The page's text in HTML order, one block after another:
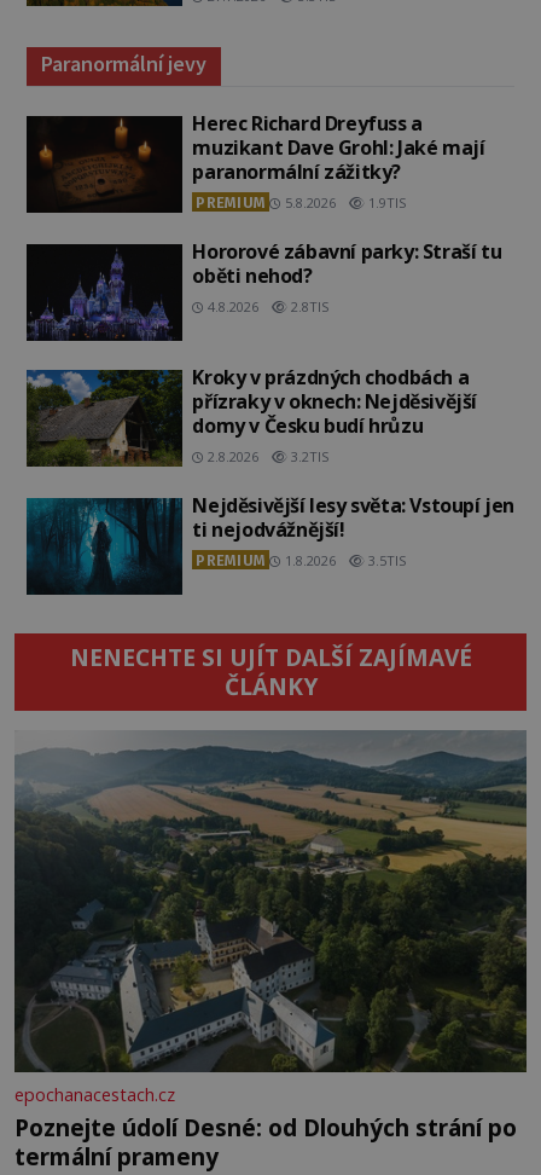
Paranormální jevy
Herec Richard Dreyfuss a
muzikant Dave Grohl: Jaké mají
paranormální zážitky?
PREMIUM 5.8.2026 1.9TIS
Hororové zábavní parky: Straší tu
oběti nehod?
4.8.2026 2.8TIS
Kroky v prázdných chodbách a
přízraky v oknech: Nejděsivější
domy v Česku budí hrůzu
2.8.2026 3.2TIS
Nejděsivější lesy světa: Vstoupí jen
ti nejodvážnější!
PREMIUM 1.8.2026 3.5TIS
NENECHTE SI UJÍT DALŠÍ ZAJÍMAVÉ
ČLÁNKY
epochanacestach.cz
Poznejte údolí Desné: od Dlouhých strání po
termální prameny